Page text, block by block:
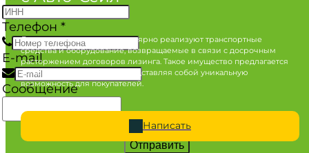
Лизинговые компании регулярно реализуют транспортные
средства и оборудование, возвращаемые в связи с досрочным
расторжением договоров лизинга. Такое имущество предлагается
по конкурентным ценам, представляя собой уникальную
возможность для покупателей.
Написать
Телефон *
E-mail
Сообщение
Отправить